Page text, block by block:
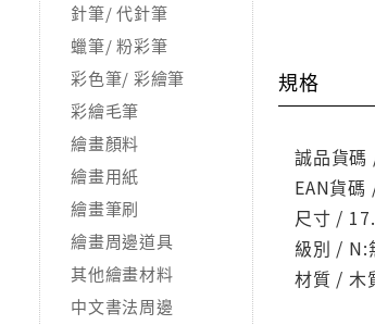
針筆/ 代針筆
蠟筆/ 粉彩筆
彩色筆/ 彩繪筆
彩繪毛筆
繪畫顏料
繪畫用紙
繪畫筆刷
繪畫周邊道具
其他繪畫材料
中文書法周邊
規格
誠品貨
EAN貨
尺寸 /
級別 / N:
材質 / 木